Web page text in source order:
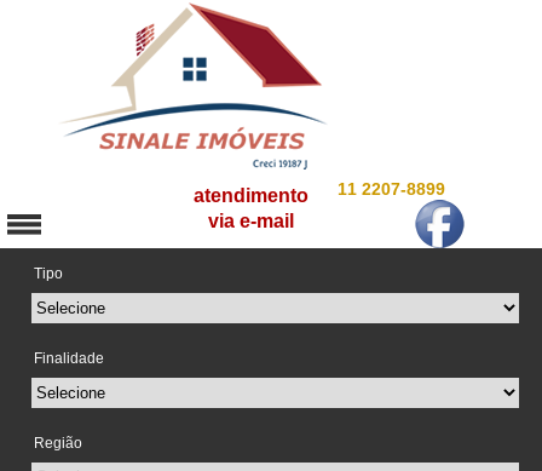
11 2207-8899
atendimento
via e-mail
Tipo
Finalidade
Região